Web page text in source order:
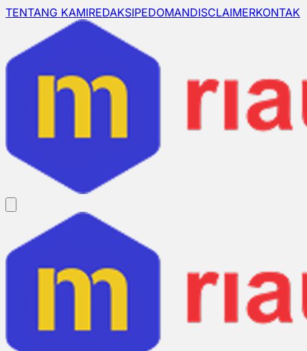
TENTANG KAMIREDAKSIPEDOMANDISCLAIMERKONTAK